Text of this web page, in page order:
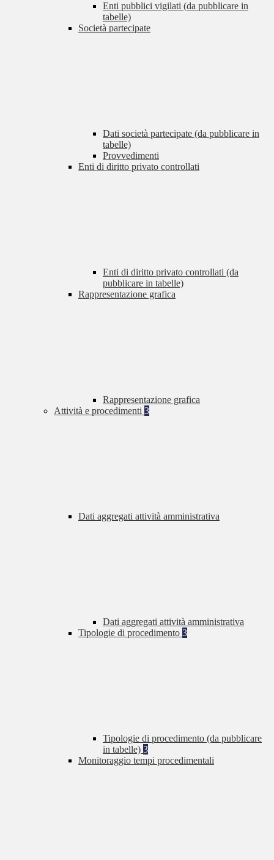
Enti pubblici vigilati (da pubblicare in
tabelle)
Società partecipate
Dati società partecipate (da pubblicare in
tabelle)
Provvedimenti
Enti di diritto privato controllati
Enti di diritto privato controllati (da
pubblicare in tabelle)
Rappresentazione grafica
Rappresentazione grafica
Attività e procedimenti 3
Dati aggregati attività amministrativa
Dati aggregati attività amministrativa
Tipologie di procedimento 3
Tipologie di procedimento (da pubblicare
in tabelle) 3
Monitoraggio tempi procedimentali